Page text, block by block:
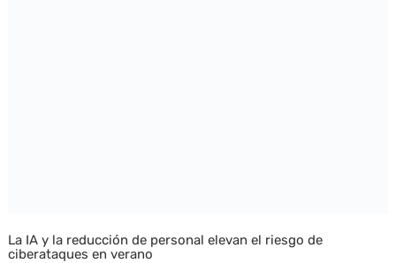
La IA y la reducción de personal elevan el riesgo de
ciberataques en verano